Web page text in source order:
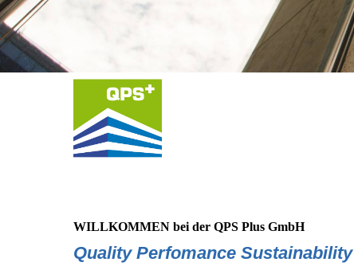
WILLKOMMEN bei der QPS Plus GmbH
Quality Perfomance Sustainability